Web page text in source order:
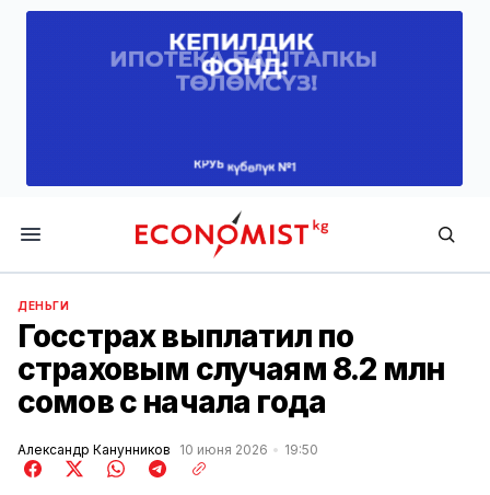
Economist.kg
ДЕНЬГИ
Госстрах выплатил по
страховым случаям 8.2 млн
сомов с начала года
Александр Канунников 10 июня 2026 19:50